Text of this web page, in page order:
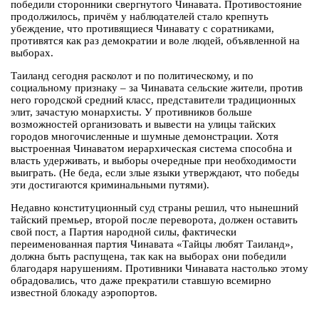
победили сторонники свергнутого Чинавата. Противостояние
продолжилось, причём у наблюдателей стало крепнуть
убеждение, что противящиеся Чинавату с соратниками,
противятся как раз демократии и воле людей, объявленной на
выборах.
Таиланд сегодня расколот и по политическому, и по
социальному признаку – за Чинавата сельские жители, против
него городской средний класс, представители традиционных
элит, зачастую монархисты. У противников больше
возможностей организовать и вывести на улицы тайских
городов многочисленные и шумные демонстрации. Хотя
выстроенная Чинаватом иерархическая система способна и
власть удерживать, и выборы очередные при необходимости
выиграть. (Не беда, если злые языки утверждают, что победы
эти достигаются криминальными путями).
Недавно конституционный суд страны решил, что нынешний
тайский премьер, второй после переворота, должен оставить
свой пост, а Партия народной силы, фактически
переименованная партия Чинавата «Тайцы любят Таиланд»,
должна быть распущена, так как на выборах они победили
благодаря нарушениям. Противники Чинавата настолько этому
обрадовались, что даже прекратили ставшую всемирно
известной блокаду аэропортов.